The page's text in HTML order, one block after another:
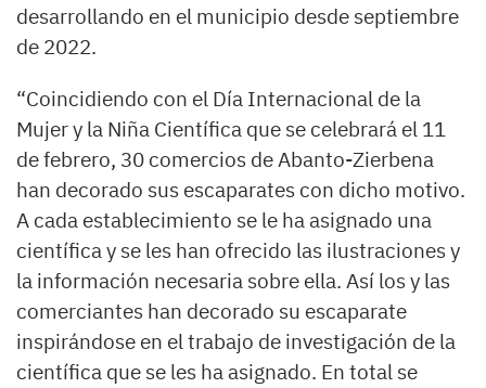
desarrollando en el municipio desde septiembre
de 2022.
“Coincidiendo con el Día Internacional de la
Mujer y la Niña Científica que se celebrará el 11
de febrero, 30 comercios de Abanto-Zierbena
han decorado sus escaparates con dicho motivo.
A cada establecimiento se le ha asignado una
científica y se les han ofrecido las ilustraciones y
la información necesaria sobre ella. Así los y las
comerciantes han decorado su escaparate
inspirándose en el trabajo de investigación de la
científica que se les ha asignado. En total se